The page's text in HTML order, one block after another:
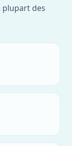
plupart des